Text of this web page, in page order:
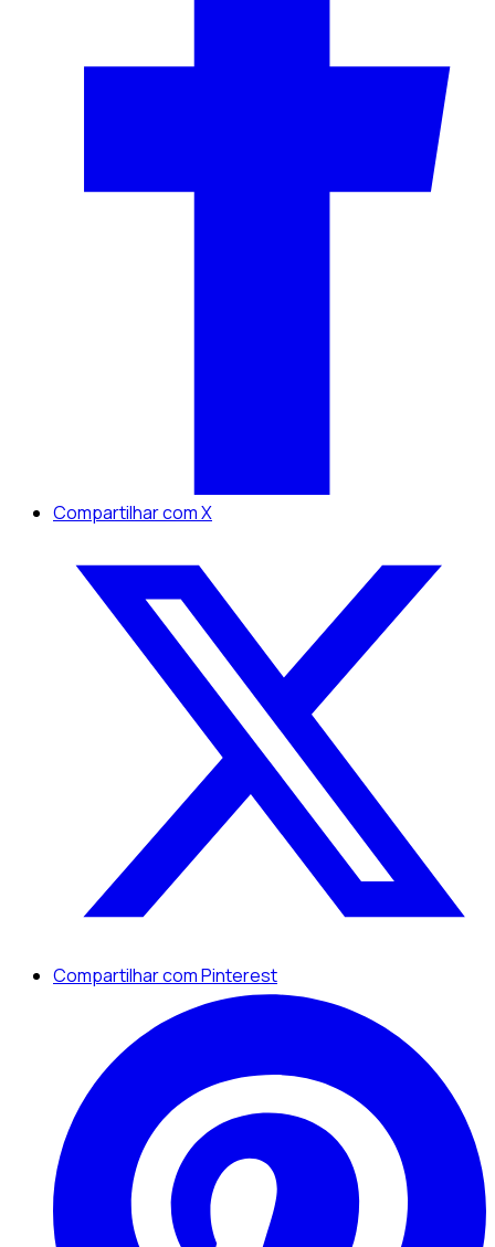
Compartilhar com X
Compartilhar com Pinterest